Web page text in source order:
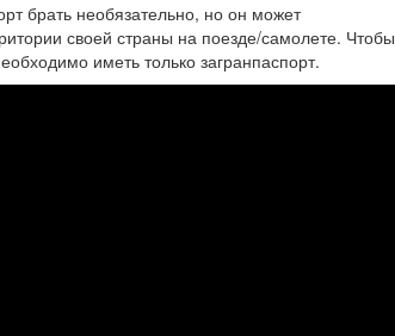
брать необязательно, но он может
своей страны на поезде/самолете. Чтобы
иметь только загранпаспорт.